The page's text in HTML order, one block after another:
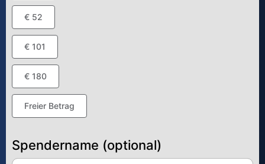
€ 52
€ 101
€ 180
Freier Betrag
Spendername (optional)